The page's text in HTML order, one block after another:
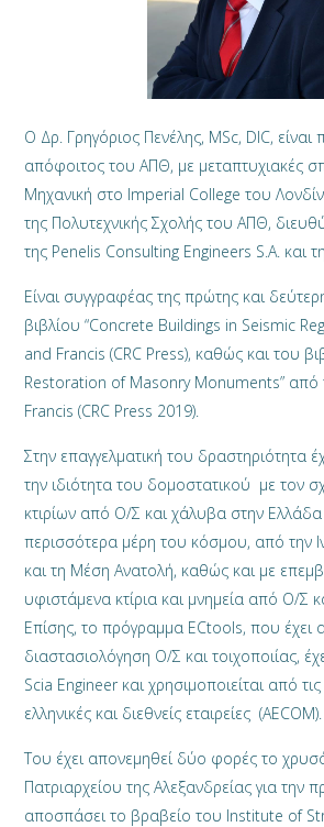
O Δρ. Γρηγόριος Πενέλης, MSc, DIC, είναι
απόφοιτος του ΑΠΘ, με μεταπτυχιακές
Μηχανική στο Imperial College του
της Πολυτεχνικής Σχολής του ΑΠΘ,
της Penelis Consulting Engineers S.A. και
Είναι συγγραφέας της πρώτης και
βιβλίου “Concrete Buildings in Seismic
and Francis (CRC Press), καθώς και του
Restoration of Masonry Monuments” από
Francis (CRC Press 2019).
Στην επαγγελματική του δραστηριότητα
την ιδιότητα του δομοστατικού με τον
κτιρίων από Ο/Σ και χάλυβα στην Ελλάδα
περισσότερα μέρη του κόσμου, από την
και τη Μέση Ανατολή, καθώς και με
υφιστάμενα κτίρια και μνημεία από Ο/Σ
Επίσης, το πρόγραμμα ECtools, που έχει
διαστασιολόγηση Ο/Σ και τοιχοποιίας,
Scia Engineer και χρησιμοποιείται από
ελληνικές και διεθνείς εταιρείες (AECOM).
Του έχει απονεμηθεί δύο φορές το
Πατριαρχείου της Αλεξανδρείας για την
αποσπάσει το βραβείο του Institute of